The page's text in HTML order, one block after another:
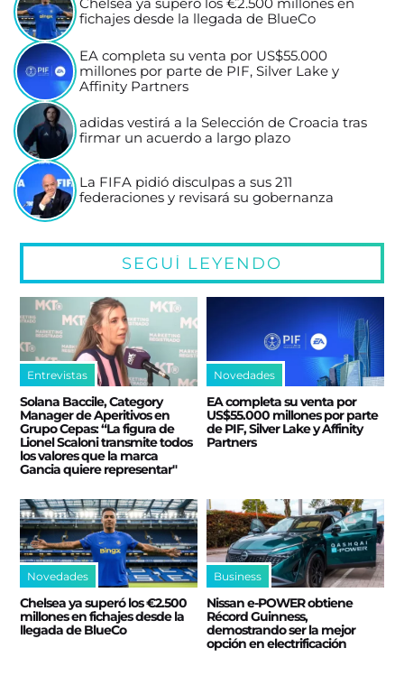
Chelsea ya superó los €2.500 millones en
fichajes desde la llegada de BlueCo
EA completa su venta por US$55.000
millones por parte de PIF, Silver Lake y
Affinity Partners
adidas vestirá a la Selección de Croacia tras
firmar un acuerdo a largo plazo
La FIFA pidió disculpas a sus 211
federaciones y revisará su gobernanza
SEGUÍ LEYENDO
Entrevistas
Solana Baccile, Category
Manager de Aperitivos en
Grupo Cepas: “La figura de
Lionel Scaloni transmite todos
los valores que la marca
Gancia quiere representar"
Novedades
EA completa su venta por
US$55.000 millones por parte
de PIF, Silver Lake y Affinity
Partners
Novedades
Chelsea ya superó los €2.500
millones en fichajes desde la
llegada de BlueCo
Business
Nissan e‑POWER obtiene
Récord Guinness,
demostrando ser la mejor
opción en electrificación